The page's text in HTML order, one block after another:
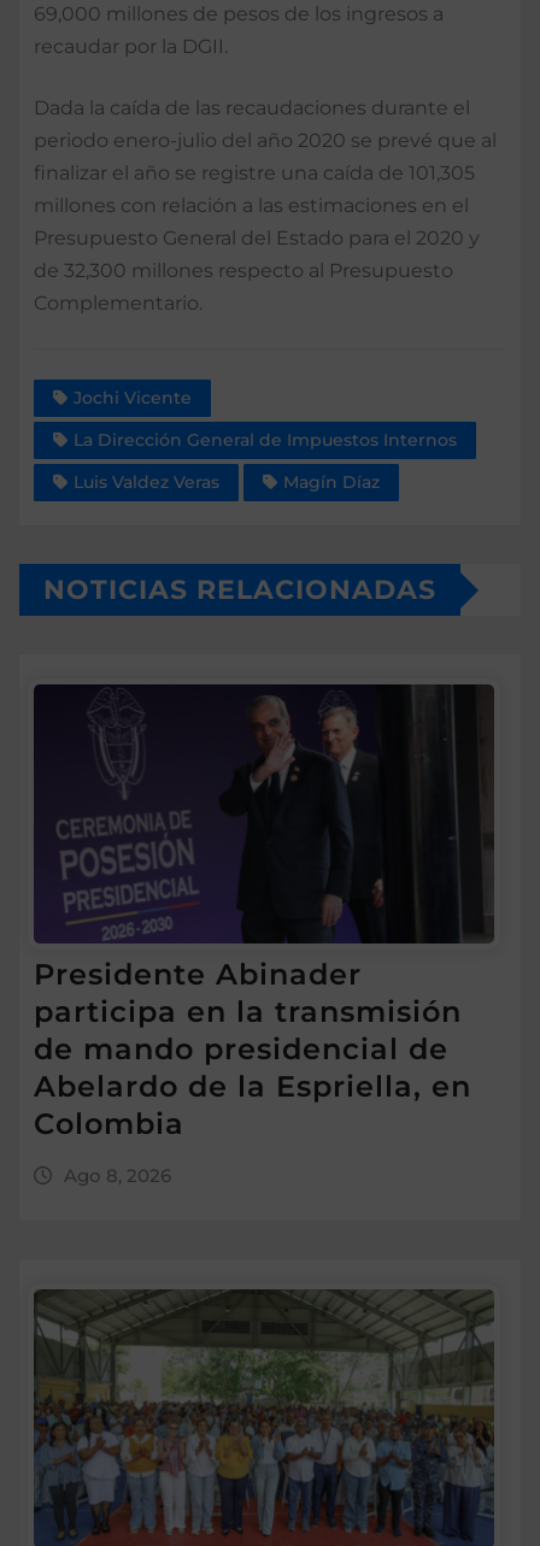
69,000 millones de pesos de los ingresos a
recaudar por la DGII.
Dada la caída de las recaudaciones durante el
periodo enero-julio del año 2020 se prevé que al
finalizar el año se registre una caída de 101,305
millones con relación a las estimaciones en el
Presupuesto General del Estado para el 2020 y
de 32,300 millones respecto al Presupuesto
Complementario.
Jochi Vicente
La Dirección General de Impuestos Internos
Luis Valdez Veras
Magín Díaz
NOTICIAS RELACIONADAS
Presidente Abinader
participa en la transmisión
de mando presidencial de
Abelardo de la Espriella, en
Colombia
Ago 8, 2026